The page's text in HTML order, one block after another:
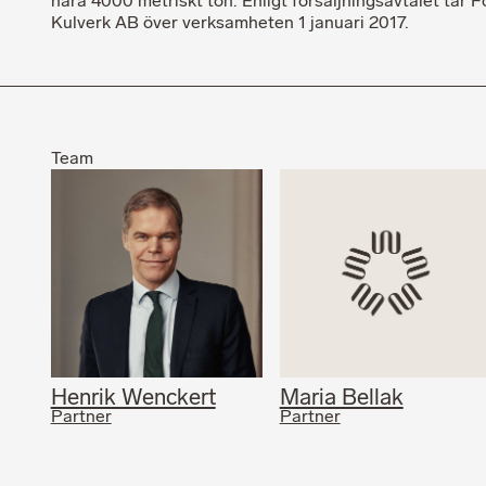
Kulverk AB över verksamheten 1 januari 2017.
Team
Henrik Wenckert
Partner
Maria Bellak
Partner